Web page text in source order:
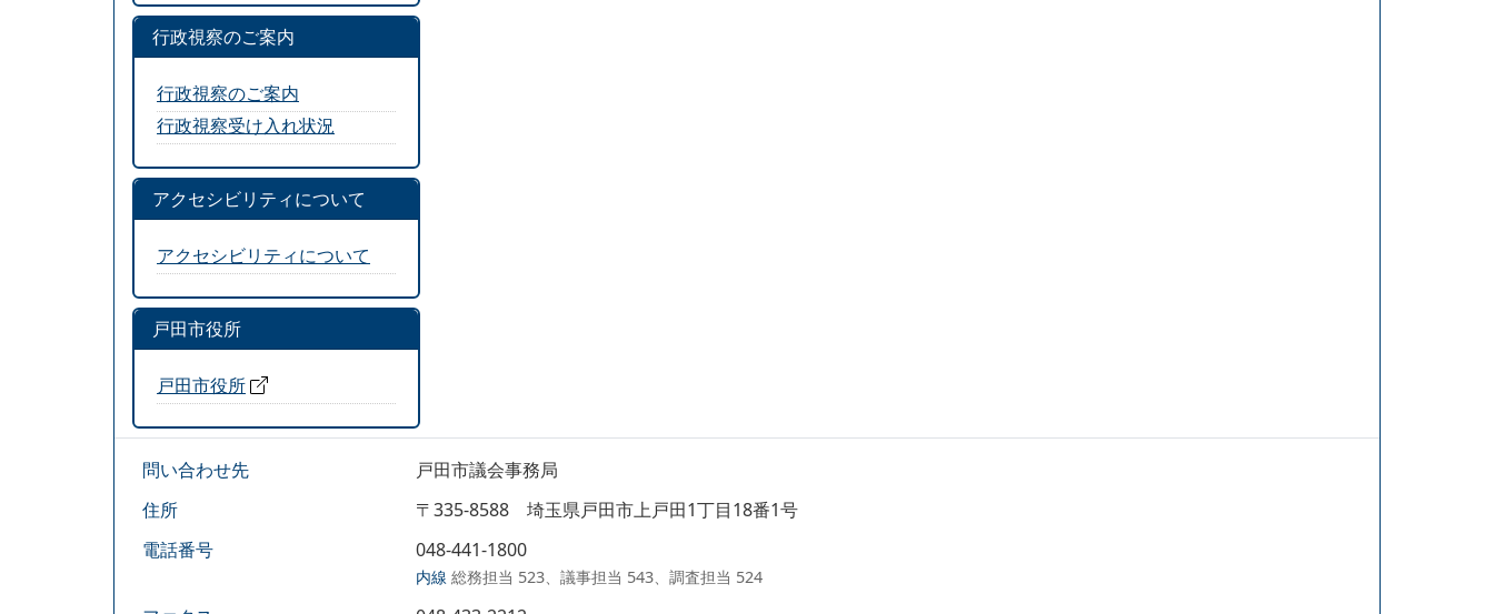
行政視察のご案内
行政視察のご案内
行政視察受け入れ状況
アクセシビリティについて
アクセシビリティについて
戸田市役所
戸田市役所
問い合わせ先
戸田市議会事務局
住所
〒335-8588 埼玉県戸田市上戸田1丁目18番1号
電話番号
048-441-1800
内線 総務担当 523、議事担当 543、調査担当 524